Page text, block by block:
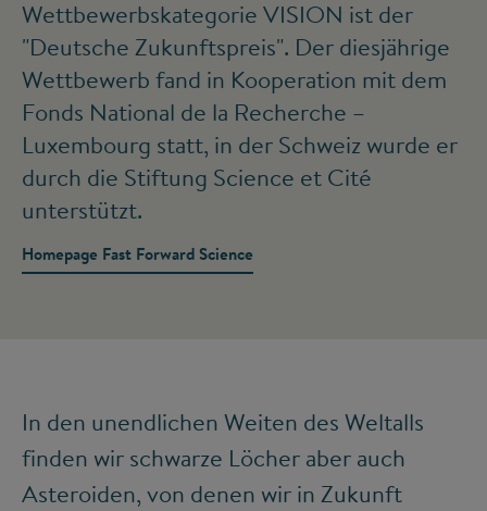
Wettbewerbskategorie VISION ist der
"Deutsche Zukunftspreis". Der diesjährige
Wettbewerb fand in Kooperation mit dem
Fonds National de la Recherche –
Luxembourg statt, in der Schweiz wurde er
durch die Stiftung Science et Cité
unterstützt.
Homepage Fast Forward Science
In den unendlichen Weiten des Weltalls
finden wir schwarze Löcher aber auch
Asteroiden, von denen wir in Zukunft